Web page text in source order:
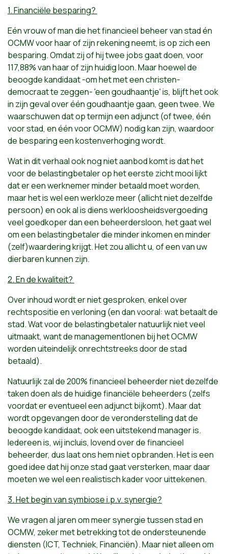
1. Financiële besparing?
Eén vrouw of man die het financieel beheer van stad én
OCMW voor haar of zijn rekening neemt, is op zich een
besparing. Omdat zij of hij twee jobs gaat doen, voor
117,88% van haar of zijn huidig loon. Maar hoewel de
beoogde kandidaat -om het met een christen-
democraat te zeggen- 'een goudhaantje' is, blijft het ook
in zijn geval over één goudhaantje gaan, geen twee. We
waarschuwen dat op termijn een adjunct (of twee, één
voor stad, en één voor OCMW) nodig kan zijn, waardoor
de besparing een kostenverhoging wordt.
Wat in dit verhaal ook nog niet aanbod komt is dat het
voor de belastingbetaler op het eerste zicht mooi lijkt
dat er een werknemer minder betaald moet worden,
maar het is wel een werkloze meer (allicht niet dezelfde
persoon) en ook al is diens werkloosheidsvergoeding
veel goedkoper dan een beheerdersloon, het gaat wel
om een belastingbetaler die minder inkomen en minder
(zelf)waardering krijgt. Het zou allicht u, of een van uw
dierbaren kunnen zijn.
2. En de kwaliteit?
Over inhoud wordt er niet gesproken, enkel over
rechtspositie en verloning (en dan vooral: wat betaalt de
stad. Wat voor de belastingbetaler natuurlijk niet veel
uitmaakt, want de managementlonen bij het OCMW
worden uiteindelijk onrechtstreeks door de stad
betaald).
Natuurlijk zal de 200% financieel beheerder niet dezelfde
taken doen als de huidige financiële beheerders (zelfs
voordat er eventueel een adjunct bijkomt). Maar dat
wordt opgevangen door de veronderstelling dat de
beoogde kandidaat, ook een uitstekend manager is.
Iedereen is, wij incluis, lovend over de financieel
beheerder, dus laat ons hem niet opbranden. Het is een
goed idee dat hij onze stad gaat versterken, maar daar
moeten we wel een realistisch kader voor uittekenen.
3. Het begin van symbiose i.p.v. synergie?
We vragen al jaren om meer synergie tussen stad en
OCMW, zeker met betrekking tot de ondersteunende
diensten (ICT, Techniek, Financiën). Maar niet alleen om